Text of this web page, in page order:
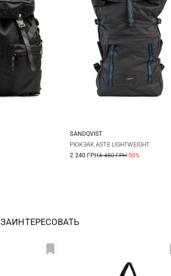
Size 45X28X16СМ
SANDQVIST
РЮКЗАК ASTE LIGHTWEIGHT
2 240 ГРН4 480 ГРН-50%